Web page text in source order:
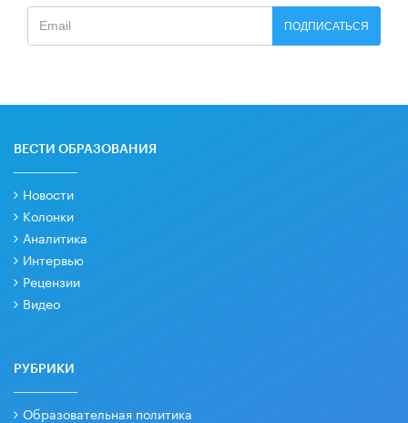
ПОДПИСАТЬСЯ
ВЕСТИ ОБРАЗОВАНИЯ
Новости
Колонки
Аналитика
Интервью
Рецензии
Видео
РУБРИКИ
Образовательная политика